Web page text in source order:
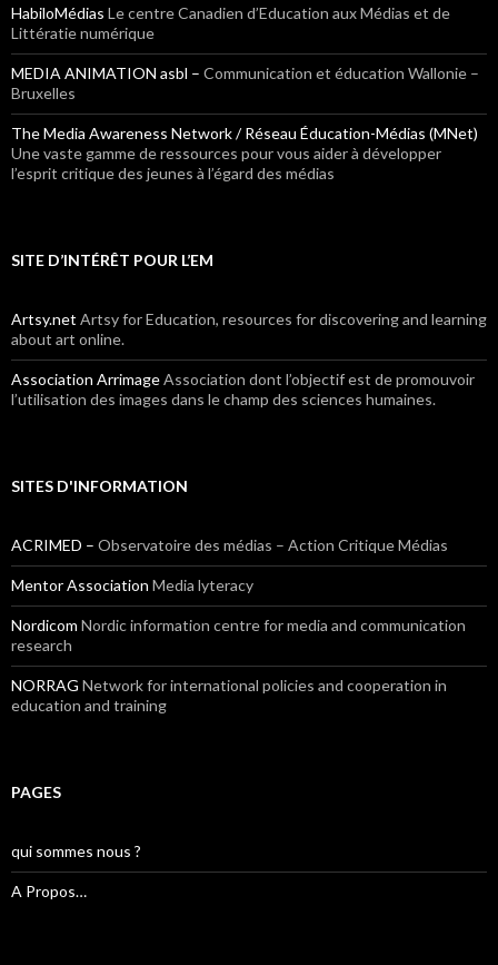
HabiloMédias Le centre Canadien d’Education aux Médias et de
Littératie numérique
MEDIA ANIMATION asbl – Communication et éducation Wallonie –
Bruxelles
The Media Awareness Network / Réseau Éducation-Médias (MNet)
Une vaste gamme de ressources pour vous aider à développer
l’esprit critique des jeunes à l’égard des médias
SITE D’INTÉRÊT POUR L’EM
Artsy.net Artsy for Education, resources for discovering and learning
about art online.
Association ArrimageAssociation dont l’objectif est de promouvoir
l’utilisation des images dans le champ des sciences humaines.
SITES D'INFORMATION
ACRIMED – Observatoire des médias – Action Critique Médias
Mentor Association Media lyteracy
Nordicom Nordic information centre for media and communication
research
NORRAG Network for international policies and cooperation in
education and training
PAGES
qui sommes nous ?
A Propos…